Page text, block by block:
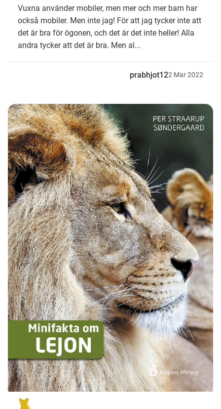
Vuxna använder mobiler, men mer och mer barn har
också mobiler. Men inte jag! För att jag tycker inte att
det är bra för ögonen, och det är det inte heller! Alla
andra tycker att det är bra. Men al...
prabhjot122 Mar2022